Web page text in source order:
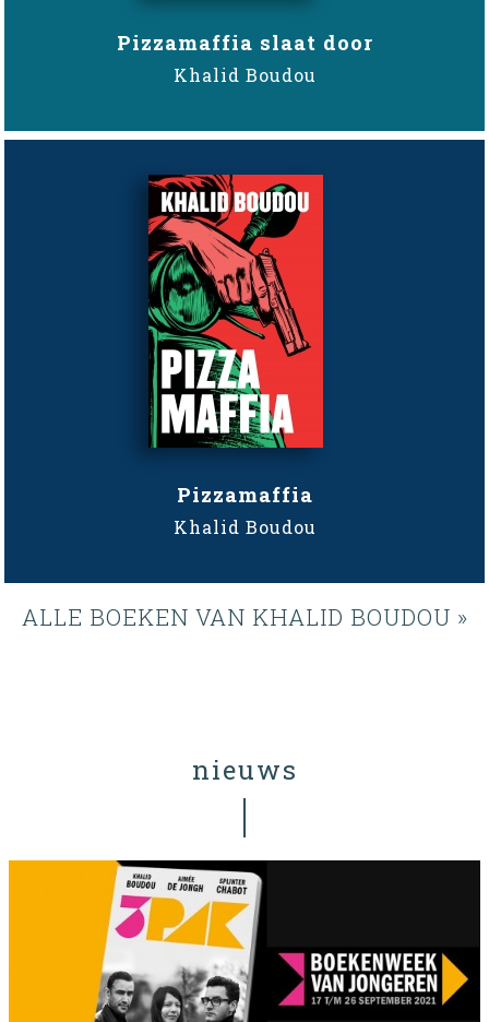
Pizzamaffia slaat door
Khalid Boudou
Pizzamaffia
Khalid Boudou
ALLE BOEKEN VAN KHALID BOUDOU »
nieuws